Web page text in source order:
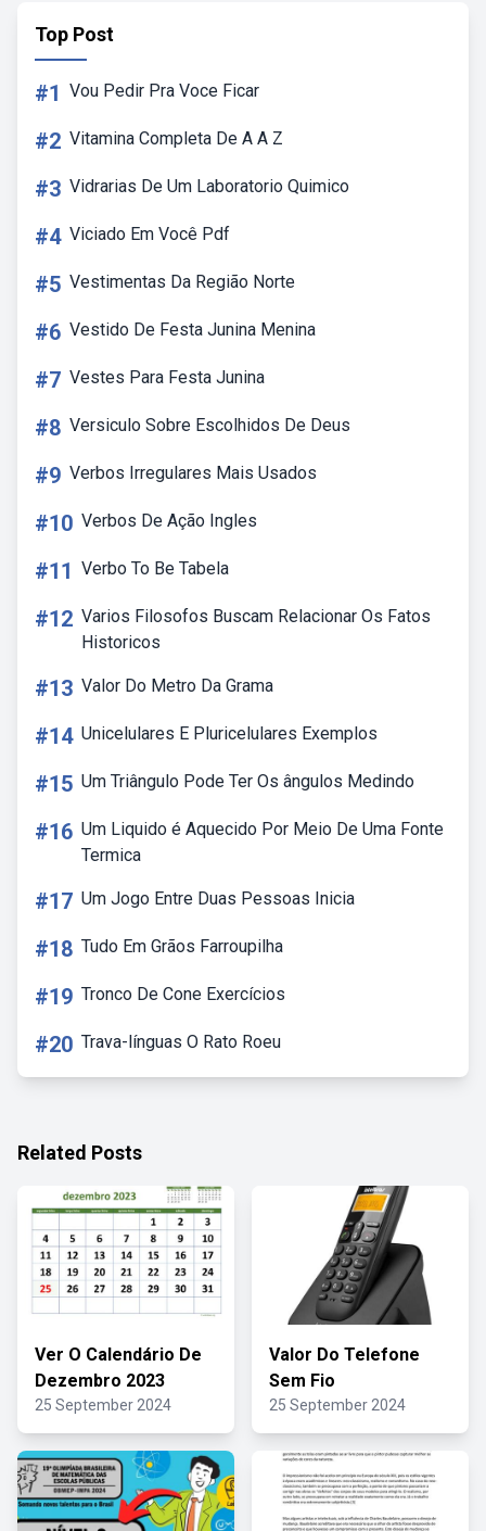
Top Post
#1 Vou Pedir Pra Voce Ficar
#2 Vitamina Completa De A A Z
#3 Vidrarias De Um Laboratorio Quimico
#4 Viciado Em Você Pdf
#5 Vestimentas Da Região Norte
#6 Vestido De Festa Junina Menina
#7 Vestes Para Festa Junina
#8 Versiculo Sobre Escolhidos De Deus
#9 Verbos Irregulares Mais Usados
#10 Verbos De Ação Ingles
#11 Verbo To Be Tabela
#12 Varios Filosofos Buscam Relacionar Os Fatos
Historicos
#13 Valor Do Metro Da Grama
#14 Unicelulares E Pluricelulares Exemplos
#15 Um Triângulo Pode Ter Os ângulos Medindo
#16 Um Liquido é Aquecido Por Meio De Uma Fonte
Termica
#17 Um Jogo Entre Duas Pessoas Inicia
#18 Tudo Em Grãos Farroupilha
#19 Tronco De Cone Exercícios
#20 Trava-línguas O Rato Roeu
Related Posts
Ver O Calendário De
Dezembro 2023
25 September 2024
Valor Do Telefone
Sem Fio
25 September 2024